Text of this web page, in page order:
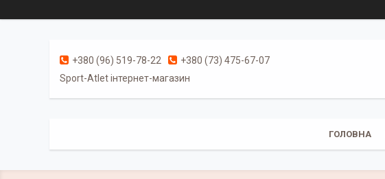
+380 (96) 519-78-22
+380 (73) 475-67-07
Sport-Atlet інтернет-магазин
ГОЛОВНА